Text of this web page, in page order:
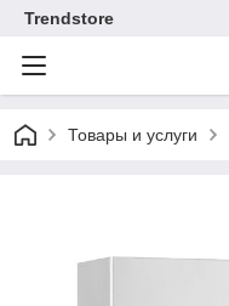
Trendstore
Товары и услуги